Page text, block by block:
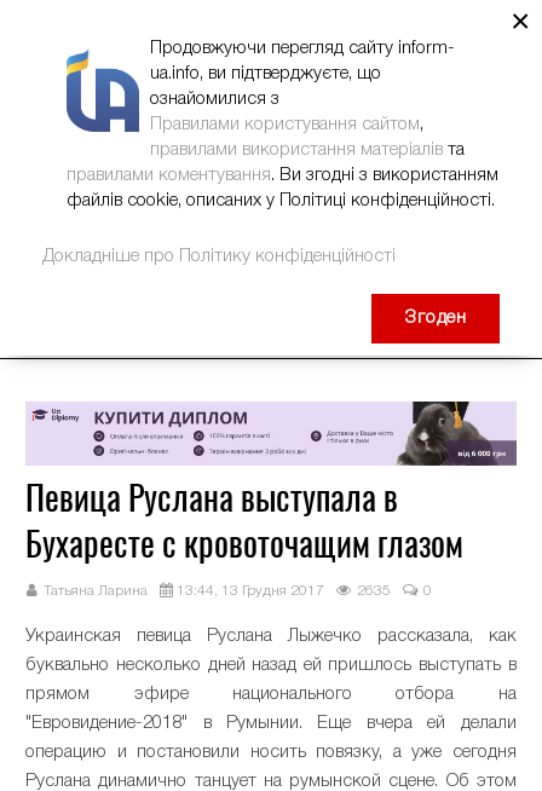
Певица Руслана выступала в
Бухаресте с кровоточащим глазом
Татьяна Ларина 13:44, 13 Грудня 2017 2635 0
Украинская певица Руслана Лыжечко рассказала, как
буквально несколько дней назад ей пришлось выступать в
прямом эфире национального отбора на
"Евровидение-2018" в Румынии. Еще вчера ей делали
операцию и постановили носить повязку, а уже сегодня
Руслана динамично танцует на румынской сцене. Об этом
×
Продовжуючи перегляд сайту inform-
ua.info, ви підтверджуєте, що
ознайомилися з
Правилами користування сайтом,
правилами використання матеріалів та
правилами коментування. Ви згодні з використанням
файлів cookie, описаних у Політиці конфіденційності.
Докладніше про Політику конфіденційності
Згоден